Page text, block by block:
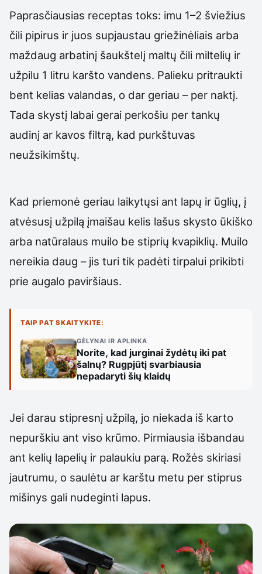
Paprasčiausias receptas toks: imu 1–2 šviežius
čili pipirus ir juos supjaustau griežinėliais arba
maždaug arbatinį šaukštelį maltų čili miltelių ir
užpilu 1 litru karšto vandens. Palieku pritraukti
bent kelias valandas, o dar geriau – per naktį.
Tada skystį labai gerai perkošiu per tankų
audinį ar kavos filtrą, kad purkštuvas
neužsikimštų.
Kad priemonė geriau laikytųsi ant lapų ir ūglių, į
atvėsusį užpilą įmaišau kelis lašus skysto ūkiško
arba natūralaus muilo be stiprių kvapiklių. Muilo
nereikia daug – jis turi tik padėti tirpalui prikibti
prie augalo paviršiaus.
TAIP PAT SKAITYKITE:
GĖLYNAI IR APLINKA
Norite, kad jurginai žydėtų iki pat
šalnų? Rugpjūtį svarbiausia
nepadaryti šių klaidų
Jei darau stipresnį užpilą, jo niekada iš karto
nepurškiu ant viso krūmo. Pirmiausia išbandau
ant kelių lapelių ir palaukiu parą. Rožės skiriasi
jautrumu, o saulėtu ar karštu metu per stiprus
mišinys gali nudeginti lapus.